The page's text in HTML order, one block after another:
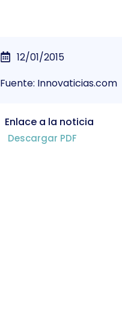
12/01/2015
Fuente: Innovaticias.com
Enlace a la noticia
Descargar PDF